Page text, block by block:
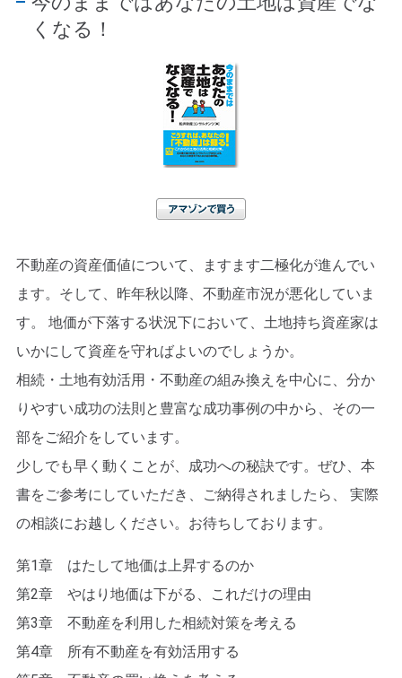
くなる！
不動産の資産価値について、ますます二極化が進んでい
ます。そして、昨年秋以降、不動産市況が悪化していま
す。 地価が下落する状況下において、土地持ち資産家は
いかにして資産を守ればよいのでしょうか。
相続・土地有効活用・不動産の組み換えを中心に、分か
りやすい成功の法則と豊富な成功事例の中から、その一
部をご紹介をしています。
少しでも早く動くことが、成功への秘訣です。ぜひ、本
書をご参考にしていただき、ご納得されましたら、 実際
の相談にお越しください。お待ちしております。
第1章 はたして地価は上昇するのか
第2章 やはり地価は下がる、これだけの理由
第3章 不動産を利用した相続対策を考える
第4章 所有不動産を有効活用する